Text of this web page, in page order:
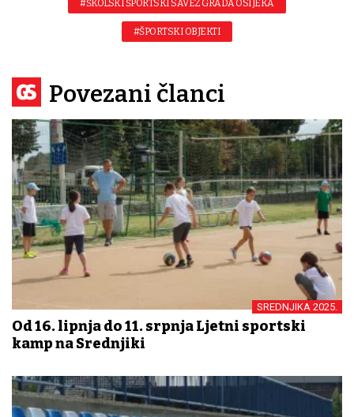
#ŠKOLSKI ŠPORTSKI SAVEZ GRADA OSIJEKA
#ŠPORTSKI OBJEKTI
Povezani članci
SREDNJIKA 2025.
Od 16. lipnja do 11. srpnja Ljetni sportski
kamp na Srednjiki